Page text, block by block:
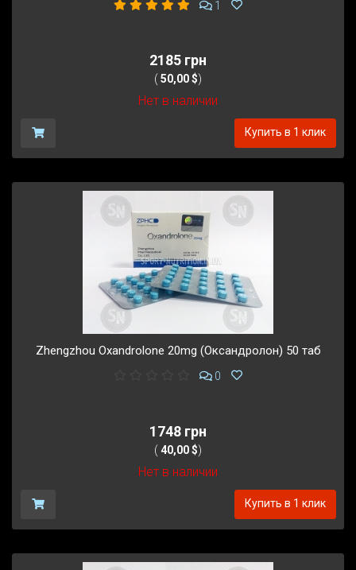
1
2185 грн
( 50,00 $)
Нет в наличии
Купить в 1 клик
Zhengzhou Oxandrolone 20mg (Оксандролон) 50 таб
0
1748 грн
(40,00 $)
Нет в наличии
Купить в 1 клик